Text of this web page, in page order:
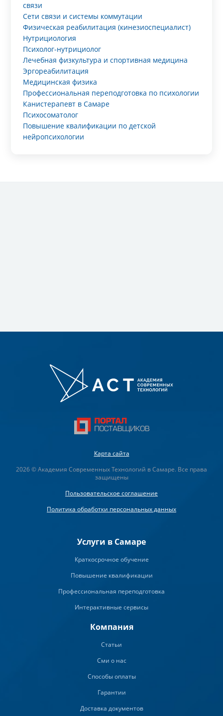
связи
Сети связи и системы коммутации
Физическая реабилитация (кинезиоспециалист)
Нутрициология
Психолог-нутрициолог
Лечебная физкультура и спортивная медицина
Эргореабилитация
Медицинская физика
Профессиональная переподготовка по психологии
Канистерапевт в Самаре
Психосоматолог
Повышение квалификации по детской
нейропсихологии
Карта сайта
2026 © Академия Современных Технологий в Самаре. Все права
защищены
Пользовательское соглашение
Политика обработки персональных данных
Услуги в Самаре
Краткосрочное обучение
Повышение квалификации
Профессиональная переподготовка
Интерактивные сервисы
Компания
Статьи
Сми о нас
Способы оплаты
Гарантии
Доставка документов